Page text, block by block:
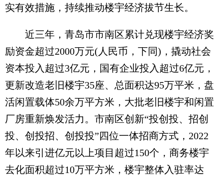
实有效措施，持续推动楼宇经济拔节生长。
近三年，青岛市市南区累计兑现楼宇经济奖
励资金超过2000万元(人民币，下同)，撬动社会
资本投入超过3亿元，国有企业投入超过6亿元，
更新改造老旧楼宇35座、总面积达95万平米，盘
活闲置载体50余万平方米，大批老旧楼宇和闲置
厂房重新焕发活力。市南区创新“投创投、招创
投、创投招、创投投”四位一体招商方式，2022
年以来引进亿元以上项目超过150个，商务楼宇
去化面积超过10万平方米，楼宇整体入驻率达